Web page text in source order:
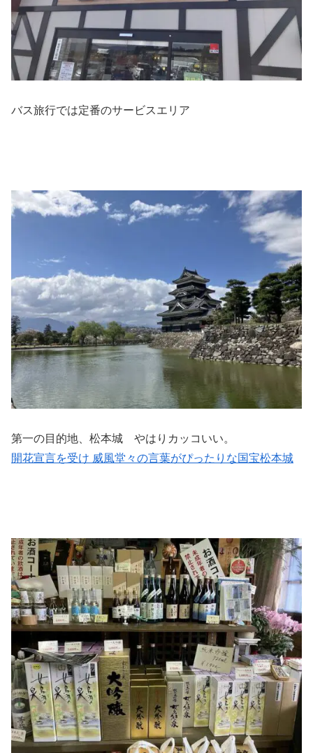
バス旅行では定番のサービスエリア
第一の目的地、松本城 やはりカッコいい。
開花宣言を受け 威風堂々の言葉がぴったりな国宝松本城